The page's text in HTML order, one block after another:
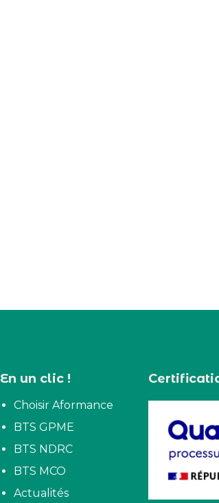
En un clic !
Choisir Aformance
BTS GPME
BTS NDRC
BTS MCO
Actualités